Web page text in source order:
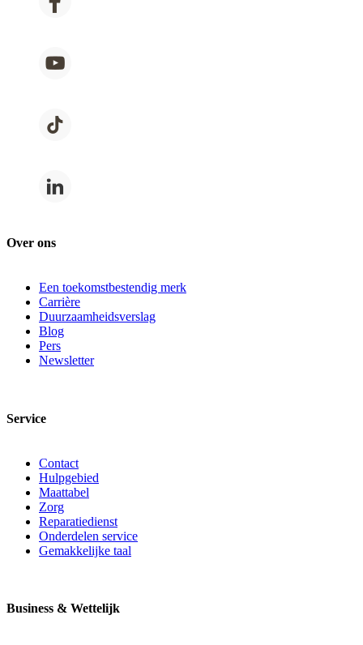
Over ons
Een toekomstbestendig merk
Carrière
Duurzaamheidsverslag
Blog
Pers
Newsletter
Service
Contact
Hulpgebied
Maattabel
Zorg
Reparatiedienst
Onderdelen service
Gemakkelijke taal
Business & Wettelijk